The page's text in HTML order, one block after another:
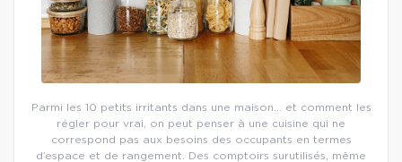
Parmi les 10 petits irritants dans une maison… et comment les
régler pour vrai, on peut penser à une cuisine qui ne
correspond pas aux besoins des occupants en termes
d’espace et de rangement. Des comptoirs surutilisés, même